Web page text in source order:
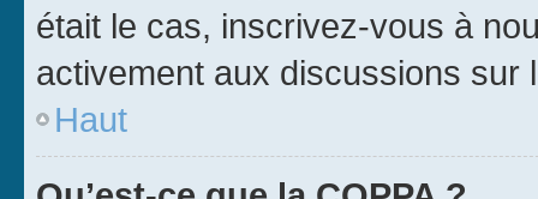
était le cas, inscrivez-vous à
activement aux discussions sur
Haut